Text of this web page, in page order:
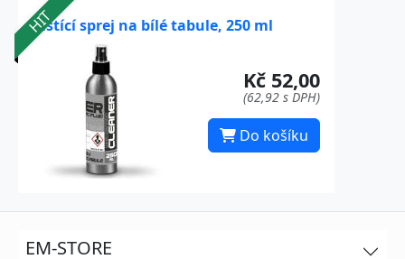
HIT
Čistící sprej na bílé tabule, 250 ml
Kč 52,00
(62,92 s DPH)
Do košíku
EM-STORE